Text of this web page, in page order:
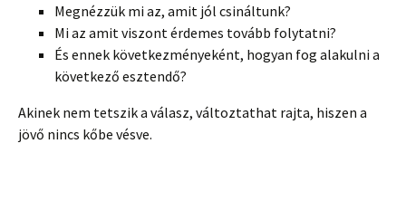
Megnézzük mi az, amit jól csináltunk?
Mi az amit viszont érdemes tovább folytatni?
És ennek következményeként, hogyan fog alakulni a
következő esztendő?
Akinek nem tetszik a válasz, változtathat rajta, hiszen a
jövő nincs kőbe vésve.